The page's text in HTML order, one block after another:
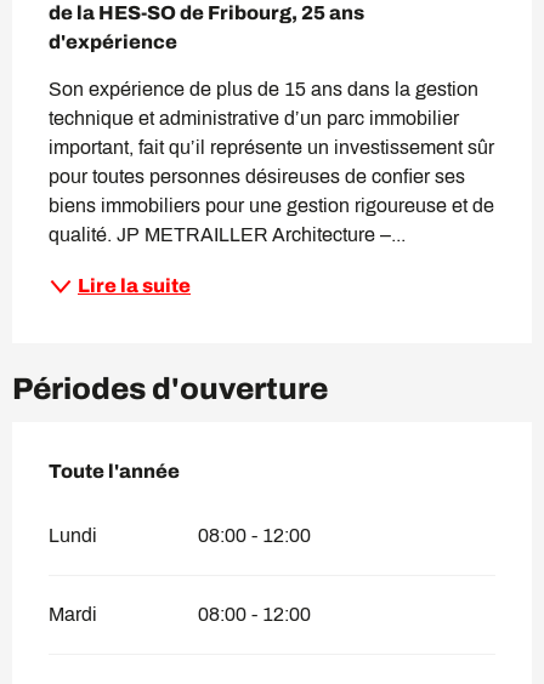
de la HES-SO de Fribourg, 25 ans
d'expérience
Son expérience de plus de 15 ans dans la gestion
technique et administrative d’un parc immobilier
important, fait qu’il représente un investissement sûr
pour toutes personnes désireuses de confier ses
biens immobiliers pour une gestion rigoureuse et de
qualité. JP METRAILLER Architecture –...
Lire la suite
Périodes d'ouverture
Toute l'année
Toute l'année
Lundi 08:00 - 12:00
Mardi 08:00 - 12:00